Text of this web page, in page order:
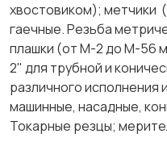
хвостовиком); метчики
гаечные. Резьба
плашки (от М-2 до М-56
2" для трубной и
различного исполнения
машинные, насадные,
Токарные резцы;